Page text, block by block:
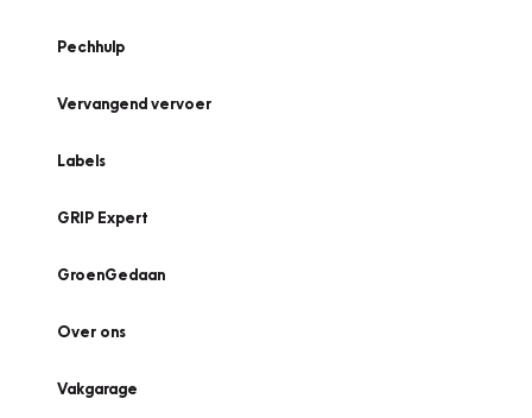
Pechhulp
Vervangend vervoer
Labels
GRIP Expert
GroenGedaan
Over ons
Vakgarage